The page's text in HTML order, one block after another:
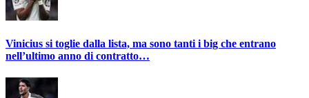
Vinicius si toglie dalla lista, ma sono tanti i big che entrano
nell’ultimo anno di contratto…